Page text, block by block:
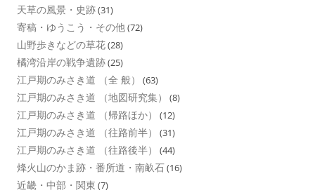
天草の風景・史跡(31)
寄稿・ゆうこう・その他(72)
山野歩きなどの草花(28)
橘湾沿岸の戦争遺跡(25)
江戸期のみさき道 （全 般） (63)
江戸期のみさき道 （地図研究集） (8)
江戸期のみさき道 （帰路ほか） (12)
江戸期のみさき道 （往路前半） (31)
江戸期のみさき道 （往路後半） (44)
烽火山のかま跡・番所道・南畝石(16)
近畿・中部・関東 (7)